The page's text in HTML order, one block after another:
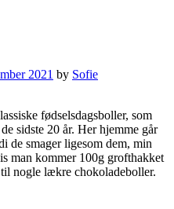
2021 by Sofie
fødselsdagsboller, som
sidste 20 år. Her hjemme går
de smager ligesom dem, min
man kommer 100g grofthakket
nogle lækre chokoladeboller.